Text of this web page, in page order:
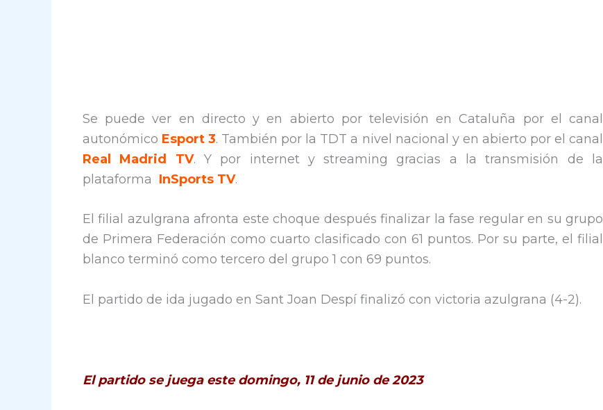
Se puede ver en directo y en abierto por televisión en Cataluña por el canal
autonómico Esport 3. También por la TDT a nivel nacional y en abierto por el canal
Real Madrid TV. Y por internet y streaming gracias a la transmisión de la
plataforma InSports TV.
El filial azulgrana afronta este choque después finalizar la fase regular en su grupo
de Primera Federación como cuarto clasificado con 61 puntos. Por su parte, el filial
blanco terminó como tercero del grupo 1 con 69 puntos.
El partido de ida jugado en Sant Joan Despí finalizó con victoria azulgrana (4-2).
El partido se juega este domingo, 11 de junio de 2023